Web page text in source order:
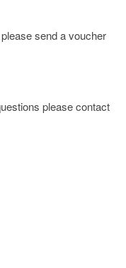
send a voucher
please contact